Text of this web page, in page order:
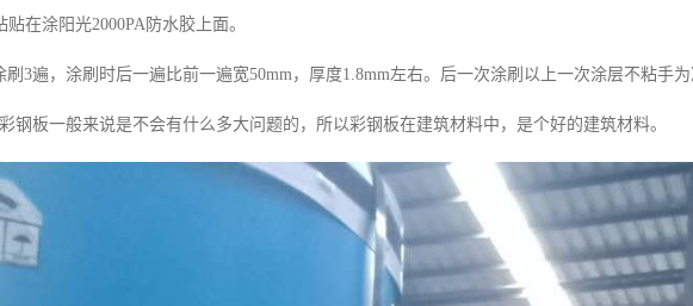
在涂阳光2000PA防水胶上面。
3遍，涂刷时后一遍比前一遍宽50mm，厚度1.8mm左右。后一次涂刷以上一次涂层不粘手为
钢板一般来说是不会有什么多大问题的，所以彩钢板在建筑材料中，是个好的建筑材料。